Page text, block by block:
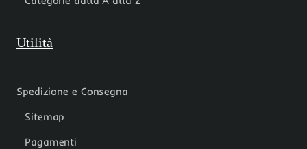
Utilità
Spedizione e Consegna
Sitemap
Pagamenti